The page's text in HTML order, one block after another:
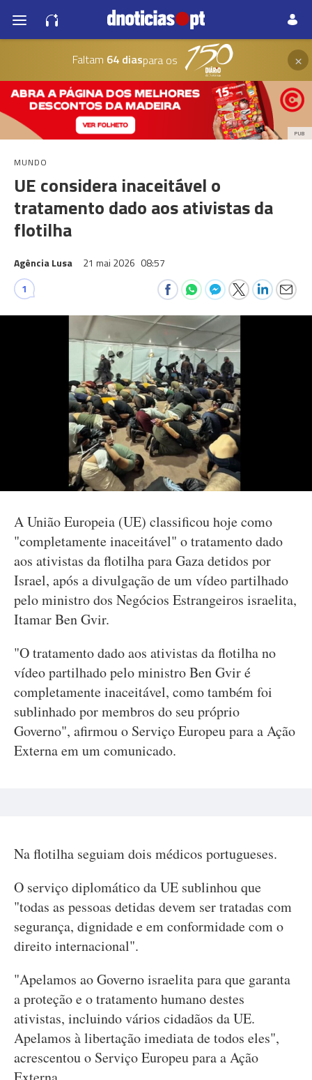
Faltam 64 diaspara os ×
PUB
MUNDO
UE considera inaceitável o
tratamento dado aos ativistas da
flotilha
Agência Lusa 21 mai 2026 08:57
1
A União Europeia (UE) classificou hoje como
"completamente inaceitável" o tratamento dado
aos ativistas da flotilha para Gaza detidos por
Israel, após a divulgação de um vídeo partilhado
pelo ministro dos Negócios Estrangeiros israelita,
Itamar Ben Gvir.
"O tratamento dado aos ativistas da flotilha no
vídeo partilhado pelo ministro Ben Gvir é
completamente inaceitável, como também foi
sublinhado por membros do seu próprio
Governo", afirmou o Serviço Europeu para a Ação
Externa em um comunicado.
Na flotilha seguiam dois médicos portugueses.
O serviço diplomático da UE sublinhou que
"todas as pessoas detidas devem ser tratadas com
segurança, dignidade e em conformidade com o
direito internacional".
"Apelamos ao Governo israelita para que garanta
a proteção e o tratamento humano destes
ativistas, incluindo vários cidadãos da UE.
Apelamos à libertação imediata de todos eles",
acrescentou o Serviço Europeu para a Ação